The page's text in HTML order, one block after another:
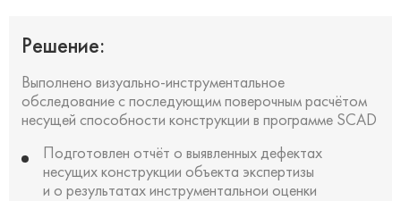
Решение:
Выполнено визуально-инструментальное
обследование с последующим поверочным расчётом
несущей способности конструкции в программе SCAD
Подготовлен отчёт о выявленных дефектах
несущих конструкции объекта экспертизы
и о результатах инструментальнои оценки